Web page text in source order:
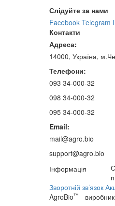
Слідуйте за нами
Facebook Telegram
Контакти
Адреса:
14000, Україна,
Телефони:
093 34-000-32
098 34-000-32
095 34-000-32
Email:
mail@agro.bio
support@agro.bio
Інформація
Зворотній зв’язок
AgroBio™ -